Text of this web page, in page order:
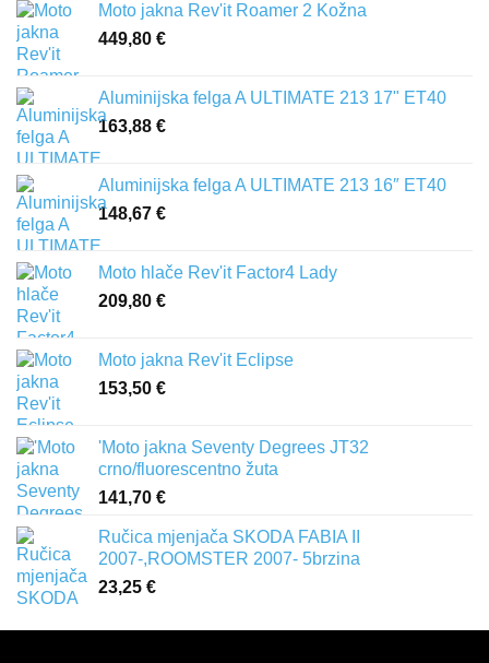
Moto jakna Rev'it Roamer 2 Kožna
449,80 €
Aluminijska felga A ULTIMATE 213 17" ET40
163,88 €
Aluminijska felga A ULTIMATE 213 16″ ET40
148,67 €
Moto hlače Rev'it Factor4 Lady
209,80 €
Moto jakna Rev'it Eclipse
153,50 €
'Moto jakna Seventy Degrees JT32
crno/fluorescentno žuta
141,70 €
Ručica mjenjača SKODA FABIA II
2007-,ROOMSTER 2007- 5brzina
23,25 €